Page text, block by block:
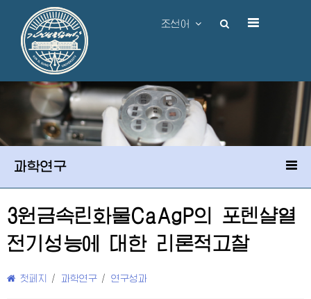
조선어
과학연구
3원금속린화물CaAgP의 포텐샬열
전기성능에 대한 리론적고찰
첫페지 / 과학연구 / 연구성과